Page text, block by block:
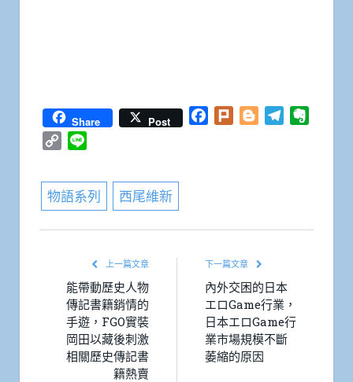
Share Post Facebook
Plurk BloggerTelegram
Copy
物語系列 西尾維新
上一篇文章
能帶動歷史人物
傳記書籍銷情的
手遊，FGO實裝
岡田以藏後刺激
相關歷史傳記書
籍熱賣
下一篇文章
內外交困的日本
エロGame行業，
日本エロGame行
業市場規模不斷
萎縮的原因